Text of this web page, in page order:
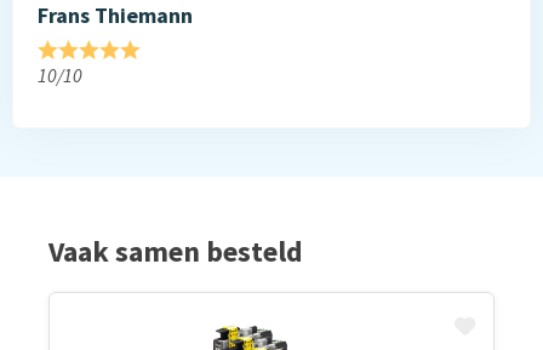
Frans Thiemann
10/10
Vaak samen besteld